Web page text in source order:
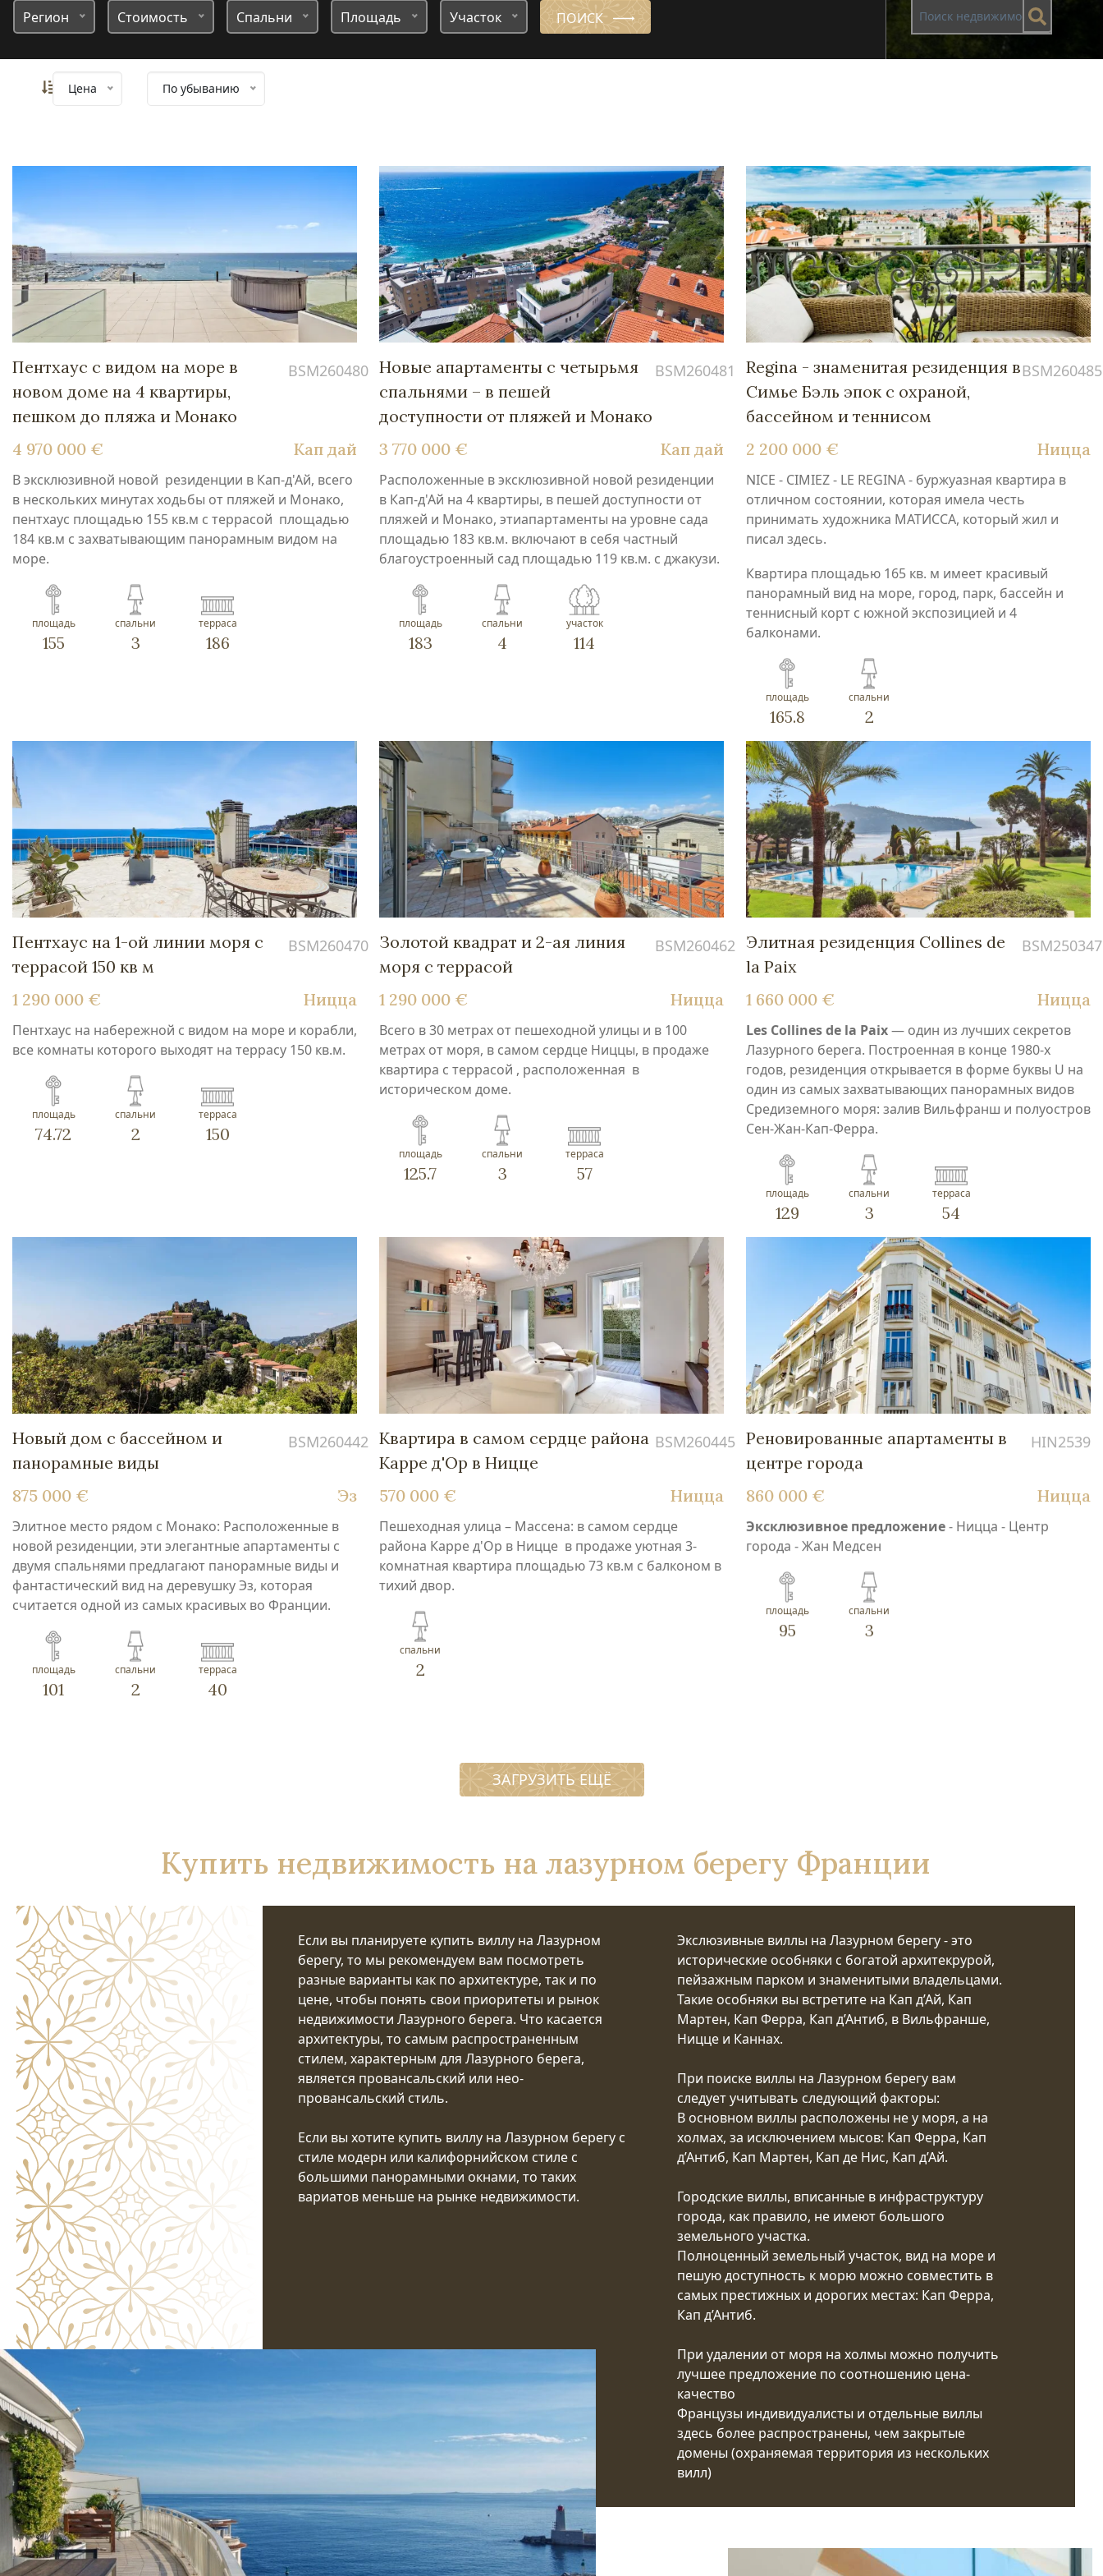
Регион Стоимость Спальни Площадь Участок ПОИСК
Цена По убыванию
Пентхаус с видом на море в
новом доме на 4 квартиры,
пешком до пляжа и Монако
BSM260480
4 970 000 € Кап дай
В эксклюзивной новой резиденции в Кап-д'Ай, всего
в нескольких минутах ходьбы от пляжей и Монако,
пентхаус площадью 155 кв.м с террасой площадью
184 кв.м с захватывающим панорамным видом на
море.
площадь
155
спальни
3
терраса
186
Новые апартаменты с четырьмя
спальнями – в пешей
доступности от пляжей и Монако
BSM260481
3 770 000 € Кап дай
Расположенные в эксклюзивной новой резиденции
в Кап-д'Ай на 4 квартиры, в пешей доступности от
пляжей и Монако, этиапартаменты на уровне сада
площадью 183 кв.м. включают в себя частный
благоустроенный сад площадью 119 кв.м. с джакузи.
площадь
183
спальни
4
участок
114
Regina - знаменитая резиденция в
Симье Бэль эпок с охраной,
бассейном и теннисом
BSM260485
2 200 000 € Ницца
NICE - CIMIEZ - LE REGINA - буржуазная квартира в
отличном состоянии, которая имела честь
принимать художника МАТИССА, который жил и
писал здесь.
Квартира площадью 165 кв. м имеет красивый
панорамный вид на море, город, парк, бассейн и
теннисный корт с южной экспозицией и 4
балконами.
площадь
165.8
спальни
2
Пентхаус на 1-ой линии моря с
террасой 150 кв м
BSM260470
1 290 000 € Ницца
Пентхаус на набережной с видом на море и корабли,
все комнаты которого выходят на террасу 150 кв.м.
площадь
74.72
спальни
2
терраса
150
Золотой квадрат и 2-ая линия
моря с террасой
BSM260462
1 290 000 € Ницца
Всего в 30 метрах от пешеходной улицы и в 100
метрах от моря, в самом сердце Ниццы, в продаже
квартира с террасой , расположенная в
историческом доме.
площадь
125.7
спальни
3
терраса
57
Элитная резиденция Collines de
la Paix
BSM250347
1 660 000 € Ницца
Les Collines de la Paix— один из лучших секретов
Лазурного берега. Построенная в конце 1980-х
годов, резиденция открывается в форме буквы U на
один из самых захватывающих панорамных видов
Средиземного моря: залив Вильфранш и полуостров
Сен-Жан-Кап-Ферра.
площадь
129
спальни
3
терраса
54
Новый дом с бассейном и
панорамные виды
BSM260442
875 000 € Эз
Элитное место рядом с Монако: Расположенные в
новой резиденции, эти элегантные апартаменты с
двумя спальнями предлагают панорамные виды и
фантастический вид на деревушку Эз, которая
считается одной из самых красивых во Франции.
площадь
101
спальни
2
терраса
40
Квартира в самом сердце района
Карре д'Ор в Ницце
BSM260445
570 000 € Ницца
Пешеходная улица – Массена: в самом сердце
района Карре д'Ор в Ницце в продаже уютная 3-
комнатная квартира площадью 73 кв.м с балконом в
тихий двор.
спальни
2
Реновированные апартаменты в
центре города
HIN2539
860 000 € Ницца
Эксклюзивное предложение- Ницца - Центр
города - Жан Медсен
площадь
95
спальни
3
ЗАГРУЗИТЬ ЕЩЁ
Купить недвижимость на лазурном берегу Франции
Если вы планируете купить виллу на Лазурном
берегу, то мы рекомендуем вам посмотреть
разные варианты как по архитектуре, так и по
цене, чтобы понять свои приоритеты и рынок
недвижимости Лазурного берега. Что касается
архитектуры, то самым распространенным
стилем, характерным для Лазурного берега,
является провансальский или нео-
провансальский стиль.
Если вы хотите купить виллу на Лазурном берегу c
стиле модерн или калифорнийском стиле с
большими панорамными окнами, то таких
вариатов меньше на рынке недвижимости.
Экслюзивные виллы на Лазурном берегу - это
исторические особняки с богатой архитекрурой,
пейзажным парком и знаменитыми владельцами.
Такие особняки вы встретите на Кап д’Ай, Кап
Мартен, Кап Ферра, Кап д’Антиб, в Вильфранше,
Ницце и Каннах.
При поиске виллы на Лазурном берегу вам
следует учитывать следующий факторы:
В основном виллы расположены не у моря, а на
холмах, за исключением мысов: Кап Ферра, Кап
д’Антиб, Кап Мартен, Кап де Нис, Кап д’Ай.
Городские виллы, вписанные в инфраструктуру
города, как правило, не имеют большого
земельного участка.
Полноценный земельный участок, вид на море и
пешую доступность к морю можно совместить в
самых престижных и дорогих местах: Кап Ферра,
Кап д’Антиб.
При удалении от моря на холмы можно получить
лучшее предложение по соотношению цена-
качество
Французы индивидуалисты и отдельные виллы
здесь более распространены, чем закрытые
домены (охраняемая территория из нескольких
вилл)